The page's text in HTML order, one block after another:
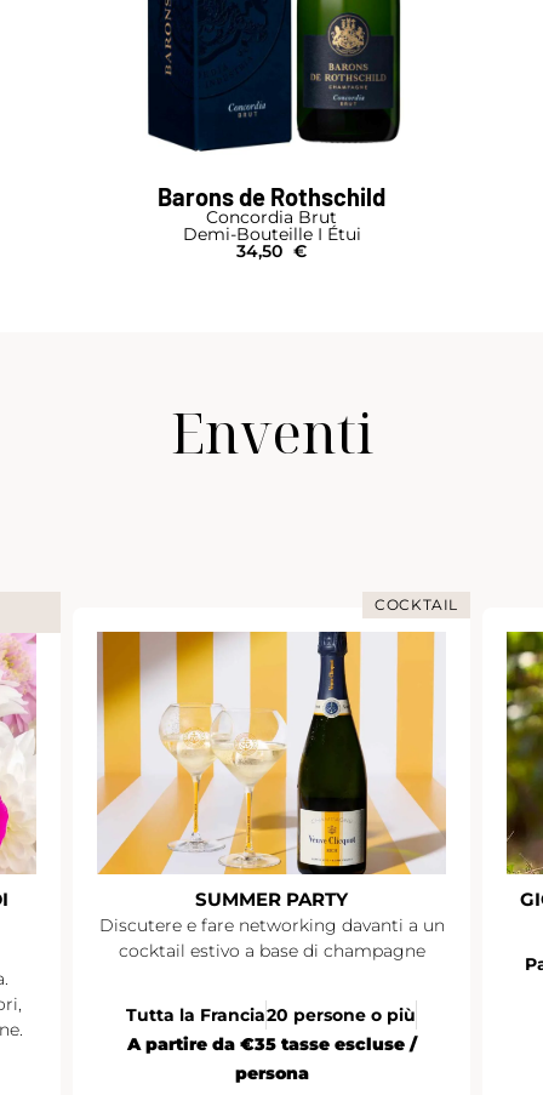
Barons de Rothschild
Concordia Brut
Demi-Bouteille I Étui
34,50 €
Enventi
COCKTAIL
SUMMER PARTY
Discutere e fare networking davanti a un
cocktail estivo a base di champagne
Tutta la Francia20 persone o più
A partire da €35 tasse escluse /
persona